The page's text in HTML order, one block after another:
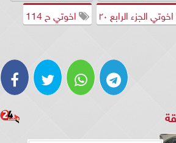
اخوتي الجزء الرابع ٢٠
اخوتي ح 114